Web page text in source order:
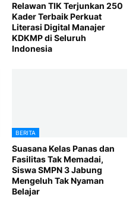
Relawan TIK Terjunkan 250
Kader Terbaik Perkuat
Literasi Digital Manajer
KDKMP di Seluruh
Indonesia
BERITA
Suasana Kelas Panas dan
Fasilitas Tak Memadai,
Siswa SMPN 3 Jabung
Mengeluh Tak Nyaman
Belajar